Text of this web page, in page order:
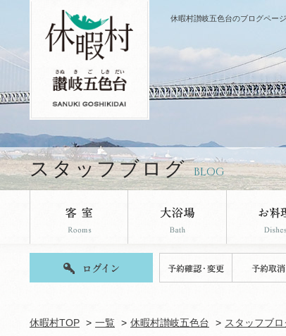
休暇村讃岐五色台のブログページ
スタッフブログ BLOG
休暇村TOP 一覧 休暇村讃岐五色台 スタッフブロ